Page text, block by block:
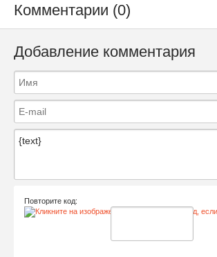
Комментарии (0)
Добавление комментария
Повторите код: